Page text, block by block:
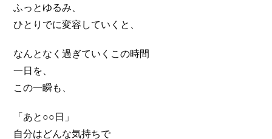
ふっとゆるみ、
ひとりでに変容していくと、
なんとなく過ぎていくこの時間
一日を、
この一瞬も、
「あと○○日」
自分はどんな気持ちで